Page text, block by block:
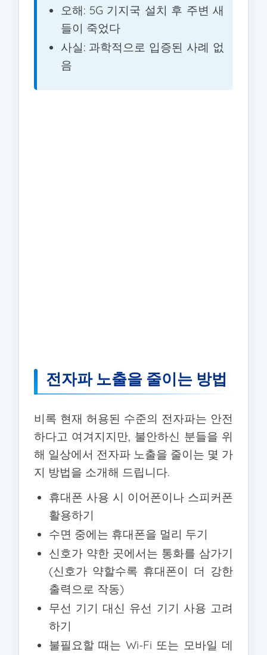
오해: 5G 기지국 설치 후 주변 새
들이 죽었다
사실: 과학적으로 입증된 사례 없
음
전자파 노출을 줄이는 방법
비록 현재 허용된 수준의 전자파는 안전
하다고 여겨지지만, 불안하신 분들을 위
해 일상에서 전자파 노출을 줄이는 몇 가
지 방법을 소개해 드립니다.
휴대폰 사용 시 이어폰이나 스피커폰
활용하기
수면 중에는 휴대폰을 멀리 두기
신호가 약한 곳에서는 통화를 삼가기
(신호가 약할수록 휴대폰이 더 강한
출력으로 작동)
무선 기기 대신 유선 기기 사용 고려
하기
불필요할 때는 Wi-Fi 또는 모바일 데